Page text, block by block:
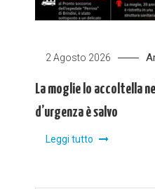
2 Agosto 2026
La moglie lo accoltella
d’urgenza è salvo
Leggi tutto